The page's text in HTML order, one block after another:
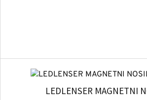
LEDLENSER MAGNETNI